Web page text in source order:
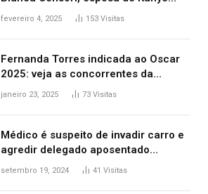
West que apareceu nua no Grammy
fevereiro 4, 2025 153 Visitas
Fernanda Torres indicada ao Oscar
2025: veja as concorrentes da
brasileira a melhor atriz
janeiro 23, 2025 73 Visitas
Médico é suspeito de invadir carro e
agredir delegado aposentado
durante confusão no trânsito
setembro 19, 2024 41 Visitas